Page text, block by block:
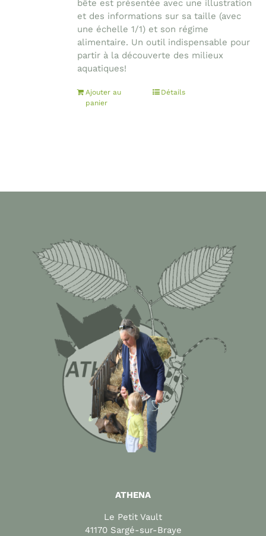
bête est présentée avec une illustration
et des informations sur sa taille (avec
une échelle 1/1) et son régime
alimentaire. Un outil indispensable pour
partir à la découverte des milieux
aquatiques!
Ajouter au
panier
Détails
ATHENA
Le Petit Vault
41170 Sargé-sur-Braye